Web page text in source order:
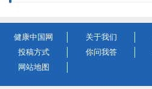
健康中国网 关于我们
投稿方式
你问我答
网站地图